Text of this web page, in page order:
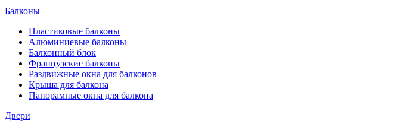
Балконы
Пластиковые балконы
Алюминиевые балконы
Балконный блок
Французские балконы
Раздвижные окна для балконов
Крыша для балкона
Панорамные окна для балкона
Двери